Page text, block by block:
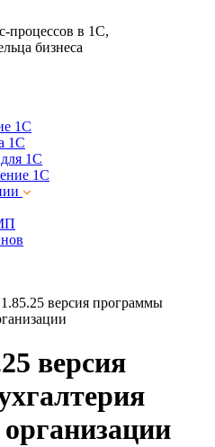
процессов в 1С,
бизнеса
1С
1С
1С
1С
версия программы
версия